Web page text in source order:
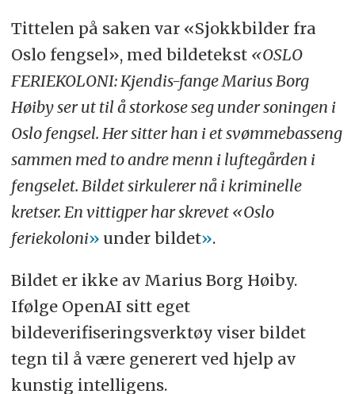
Tittelen på saken var «Sjokkbilder fra
Oslo fengsel», med bildetekst «OSLO
FERIEKOLONI: Kjendis-fange Marius Borg
Høiby ser ut til å storkose seg under soningen i
Oslo fengsel. Her sitter han i et svømmebasseng
sammen med to andre menn i luftegården i
fengselet. Bildet sirkulerer nå i kriminelle
kretser. En vittigper har skrevet «Oslo
feriekoloni» under bildet».
Bildet er ikke av Marius Borg Høiby.
Ifølge OpenAI sitt eget
bildeverifiseringsverktøy viser bildet
tegn til å være generert ved hjelp av
kunstig intelligens.